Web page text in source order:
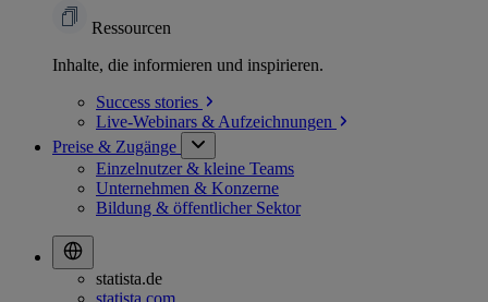
Ressourcen
Inhalte, die informieren und inspirieren.
Success stories
Live-Webinars & Aufzeichnungen
Preise & Zugänge
Einzelnutzer & kleine Teams
Unternehmen & Konzerne
Bildung & öffentlicher Sektor
statista.de
statista.com